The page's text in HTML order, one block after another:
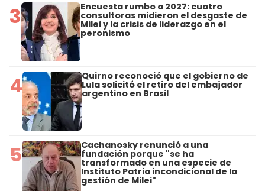
3 Encuesta rumbo a 2027: cuatro
consultoras midieron el desgaste de
Milei y la crisis de liderazgo en el
peronismo
4 Quirno reconoció que el gobierno de
Lula solicitó el retiro del embajador
argentino en Brasil
5 Cachanosky renunció a una
fundación porque "se ha
transformado en una especie de
Instituto Patria incondicional de la
gestión de Milei"